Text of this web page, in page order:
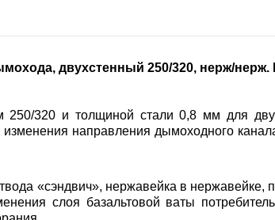
двухстенный 250/320, нерж/нерж.
250/320 и толщиной стали 0,8 мм для
направления дымоходного
«сэндвич», нержавейка в нержавейке,
слоя базальтовой ваты